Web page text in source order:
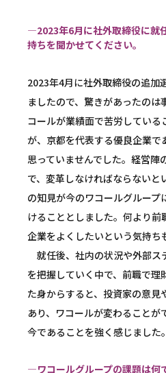
―2023年6月に社外取締役に就
持ちを聞かせてください。
2023年4月に社外取締役の追加
ましたので、驚きがあったのは
コールが業績面で苦労している
が、京都を代表する優良企業で
思っていませんでした。経営陣
で、変革しなければならないと
の知見が今のワコールグループ
けることとしました。何より
企業をよくしたいという気持ち
就任後、社内の状況や外部ス
を把握していく中で、前職で理
た身からすると、投資家の意見
あり、ワコールが変わること
今であることを強く感じました。
―ワコールグループの課題は何